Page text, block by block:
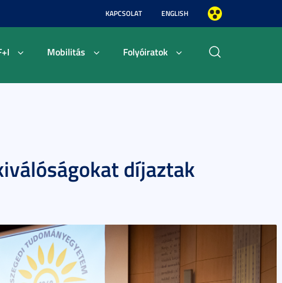
KAPCSOLAT ENGLISH
Mobilitás Folyóiratok
díjaztak